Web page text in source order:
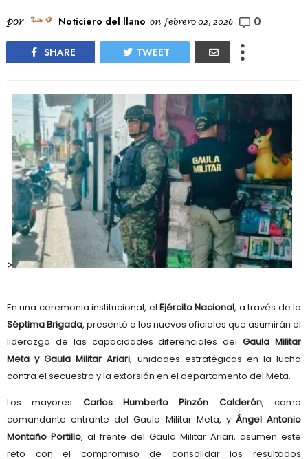
por Noticiero del llano on febrero 02, 2026 0
SHARE TWEET
>
En una ceremonia institucional, el Ejército Nacional, a través de la
Séptima Brigada, presentó a los nuevos oficiales que asumirán el
liderazgo de las capacidades diferenciales delGaula Militar
Meta y Gaula Militar Ariari, unidades estratégicas en la lucha
contra el secuestro y la extorsión en el departamento del Meta.
Los mayores Carlos Humberto Pinzón Calderón, como
comandante entrante del Gaula Militar Meta, y Ángel Antonio
Montaño Portillo, al frente del Gaula Militar Ariari, asumen este
reto con el compromiso de consolidar los resultados